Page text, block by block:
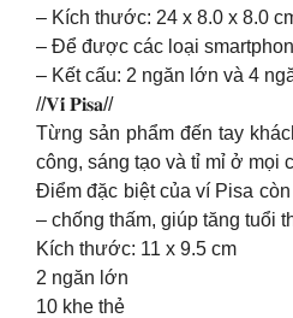
– Kích thước: 24 x 8.0 x 8.0
– Để được các loại
– Kết cấu: 2 ngăn lớn và 4
//𝐕𝐢́ 𝐏𝐢𝐬𝐚//
Từng sản phẩm đến tay
công, sáng tạo và tỉ mỉ ở mọi
Điểm đặc biệt của ví Pisa
– chống thấm, giúp tăng tuổi
Kích thước: 11 x 9.5 cm
2 ngăn lớn
10 khe thẻ